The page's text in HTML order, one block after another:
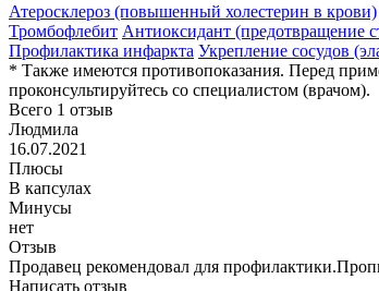
Атеросклероз (повышенный холестерин в крови)
Тромбофлебит Антиоксидант (предотвращение
Профилактика инфаркта Укрепление сосудов
* Также имеются противопоказания. Перед
проконсультируйтесь со специалистом (врачом).
Всего 1 отзыв
Людмила
16.07.2021
Плюсы
В капсулах
Минусы
нет
Отзыв
Продавец рекомендовал для
Написать отзыв